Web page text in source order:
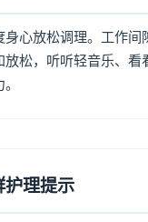
心放松调理。工作
松，听听轻音乐、
护理提示